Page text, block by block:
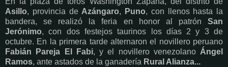
Asillo, provincia de Azángaro, Puno, con llenos hasta la
bandera, se realizó la feria en honor al patrón San
Jerónimo, con dos festejos taurinos los días 2 y 3 de
octubre. En la primera tarde alternaron el novillero peruano
Fabián Pareja El Fabi, y el novillero venezolano Ángel
Ramos, ante astados de la ganadería Rural Alianza...